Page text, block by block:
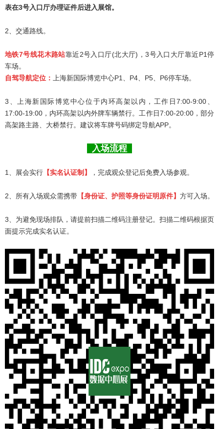
表在3号入口厅办理证件后进入展馆。
2、交通路线。
地铁7号线花木路站靠近2号入口厅(北大厅)，3号入口大厅靠近P1停
车场。
自驾导航定位：
上海新国际博览中心P1、P4、P5、P6停车场。
3、上海新国际博览中心位于内环高架以内，工作日7:00-9:00、
17:00-19:00，内环高架以内外牌车辆禁行。工作日7:00-20:00，部分
高架路主路、大桥禁行。建议将车牌号码绑定导航APP。
入场流程
1、展会实行 【实名认证制】 ，完成观众登记后免费入场参观。
2、所有入场观众需携带 【身份证、护照等身份证明原件】 方可入场。
3、为避免现场排队，请提前扫描二维码注册登记。扫描二维码根据页
面提示完成实名认证。